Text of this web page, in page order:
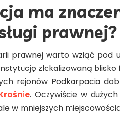
ma
prawnej?
prawnej warto wziąć pod
zlokalizowaną blisko
rejonów Podkarpacia
. Oczywiście w
w mniejszych